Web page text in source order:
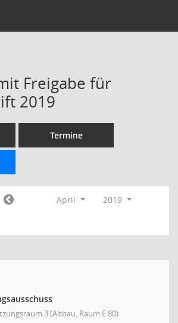
Freigabe für
2019
Termine
April
2019
3 (Altbau, Raum E.80)